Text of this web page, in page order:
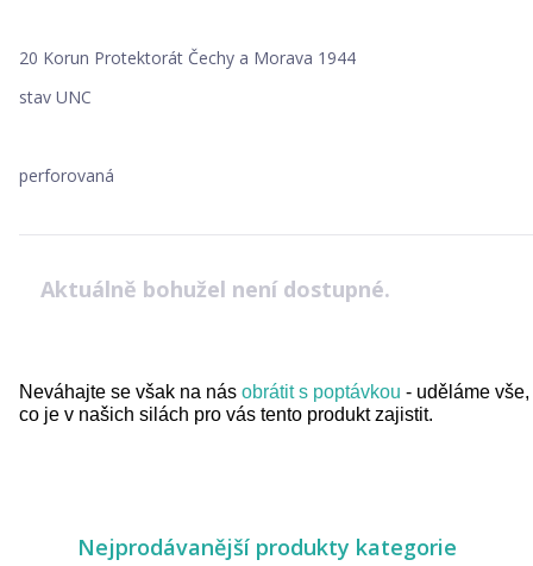
20 Korun Protektorát Čechy a Morava 1944
stav UNC
perforovaná
Aktuálně bohužel není dostupné.
Neváhajte se však na nás obrátit s poptávkou - uděláme vše,
co je v našich silách pro vás tento produkt zajistit.
Nejprodávanější produkty kategorie